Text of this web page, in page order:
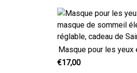
€17,00